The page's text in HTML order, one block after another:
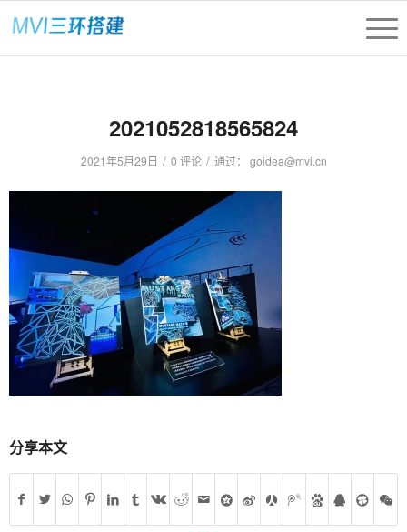
2021052818565824
2021年5月29日 / 0 评论 / 通过： goidea@mvi.cn
分享本文